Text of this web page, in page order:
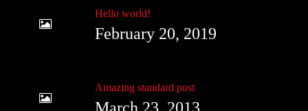
Hello world!
February 20, 2019
Amazing standard post
March 23, 2013